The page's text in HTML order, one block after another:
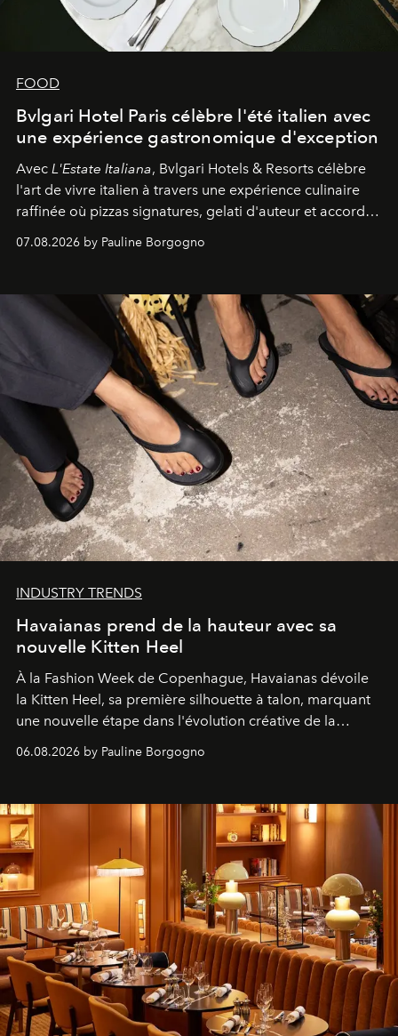
FOOD
Bvlgari Hotel Paris célèbre l'été italien avec
une expérience gastronomique d'exception
Avec L'Estate Italiana, Bvlgari Hotels & Resorts célèbre
l'art de vivre italien à travers une expérience culinaire
raffinée où pizzas signatures, gelati d'auteur et accords
07.08.2026 by Pauline Borgogno
INDUSTRY TRENDS
Havaianas prend de la hauteur avec sa
nouvelle Kitten Heel
À la Fashion Week de Copenhague, Havaianas dévoile
la Kitten Heel, sa première silhouette à talon, marquant
une nouvelle étape dans l'évolution créative de la
06.08.2026 by Pauline Borgogno